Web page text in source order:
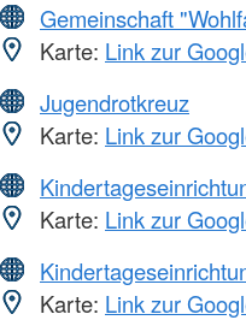
Gemeinschaft
Karte: Link zur
Jugendrotkreuz
Karte: Link zur
Karte: Link zur
Karte: Link zur